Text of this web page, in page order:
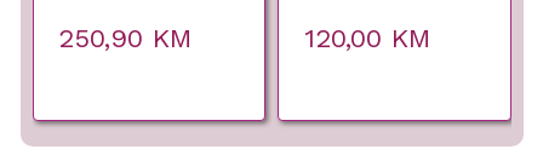
250,90 KM 120,00 KM